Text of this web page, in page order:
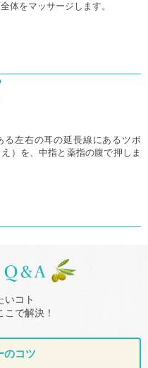
体をマッサージします。
る左右の耳の延長線にあるツボ
え）を、中指と薬指の腹で押しま
いコト
で解決！
のコツ